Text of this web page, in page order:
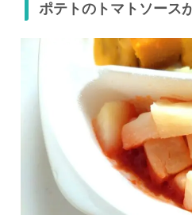
ポテトのトマトソース